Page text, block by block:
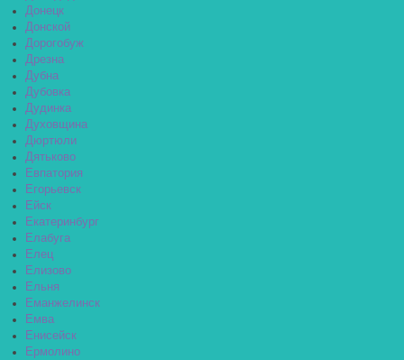
Донецк
Донской
Дорогобуж
Дрезна
Дубна
Дубовка
Дудинка
Духовщина
Дюртюли
Дятьково
Евпатория
Егорьевск
Ейск
Екатеринбург
Елабуга
Елец
Елизово
Ельня
Еманжелинск
Емва
Енисейск
Ермолино